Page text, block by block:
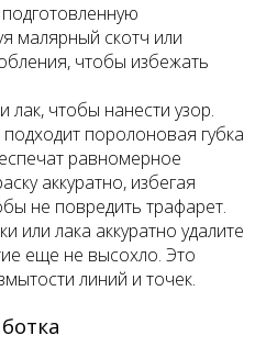
малярный скотч или
чтобы избежать
лак, чтобы нанести узор.
поролоновая губка
равномерное
аккуратно, избегая
не повредить трафарет.
или лака аккуратно удалите
еще не высохло. Это
линий и точек.